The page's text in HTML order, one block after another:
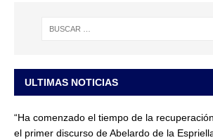
ULTIMAS NOTICIAS
“Ha comenzado el tiempo de la
el primer discurso de Abelardo de la